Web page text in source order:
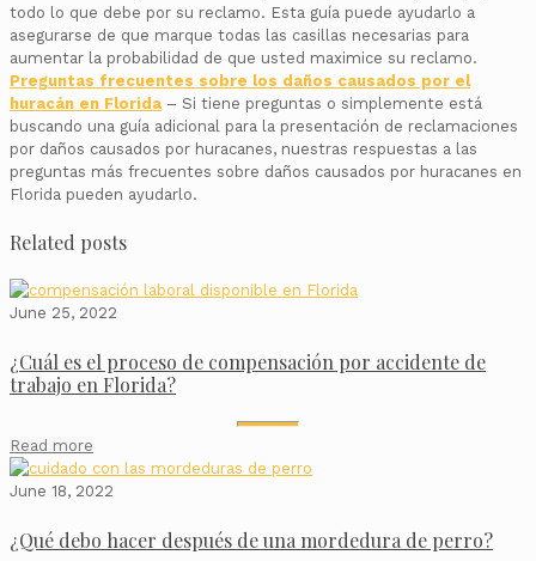
todo lo que debe por su reclamo. Esta guía puede ayudarlo a
asegurarse de que marque todas las casillas necesarias para
aumentar la probabilidad de que usted maximice su reclamo.
Preguntas frecuentes sobre los daños causados por el
huracán en Florida – Si tiene preguntas o simplemente está
buscando una guía adicional para la presentación de reclamaciones
por daños causados por huracanes, nuestras respuestas a las
preguntas más frecuentes sobre daños causados por huracanes en
Florida pueden ayudarlo.
Related posts
June 25, 2022
¿Cuál es el proceso de compensación por accidente de
trabajo en Florida?
Read more
June 18, 2022
¿Qué debo hacer después de una mordedura de perro?